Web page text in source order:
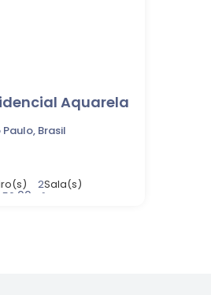
Aquarela
Brasil
2Sala(s)
56 .00 m²